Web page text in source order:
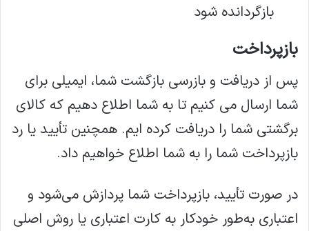
بازگردانده شود
بازپرداخت
پس از دریافت و بازرسی بازگشت شما، ایمیلی برای
شما ارسال می کنیم تا به شما اطلاع دهیم که کالای
برگشتی شما را دریافت کرده ایم. همچنین تأیید یا رد
بازپرداخت شما را به شما اطلاع خواهیم داد.
در صورت تأیید، بازپرداخت شما پردازش می‌شود و
اعتباری به‌طور خودکار به کارت اعتباری یا روش اصلی